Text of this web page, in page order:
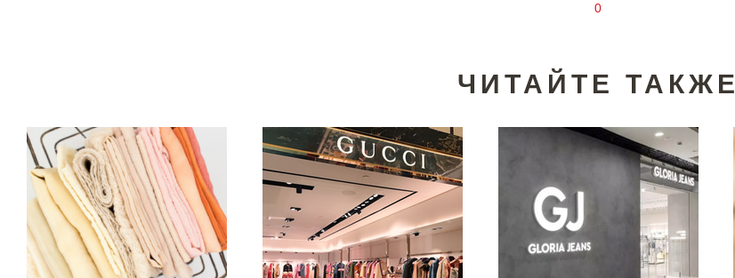
0
ЧИТАЙТЕ ТАКЖЕ